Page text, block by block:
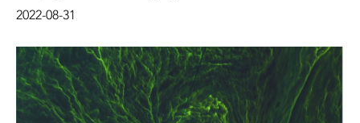
2022 återvänder vi till denna speciella plats på en
Foundation. Expeditionen har till uppgift att kontrollera
viktiga miljöhälsoindikatorer på 25-årsdagen av att
Galapagos förklarades som ett marint skyddat område
2022-08-31